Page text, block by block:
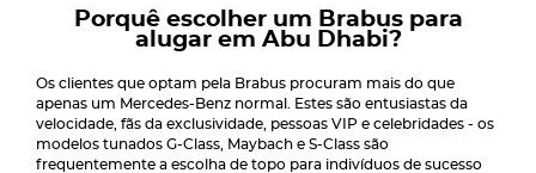
Porquê escolher um Brabus para
alugar em Abu Dhabi?
Os clientes que optam pela Brabus procuram mais do que
apenas um Mercedes-Benz normal. Estes são entusiastas da
velocidade, fãs da exclusividade, pessoas VIP e celebridades - os
modelos tunados G-Class, Maybach e S-Class são
frequentemente a escolha de topo para indivíduos de sucesso